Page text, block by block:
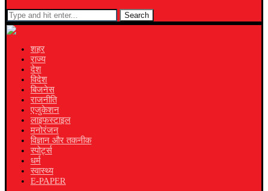
Search
शहर
राज्य
देश
विदेश
बिजनेस
राजनीति
एजुकेशन
लाइफस्टाइल
मनोरंजन
विज्ञान और तकनीक
स्पोर्ट्स
धर्म
स्वास्थ्य
E-PAPER